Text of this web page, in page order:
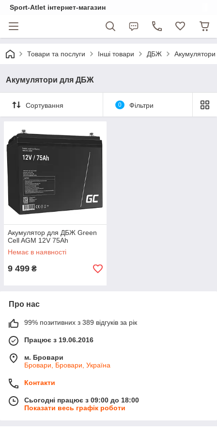
Sport-Atlet інтернет-магазин
Товари та послуги Інші товари ДБЖ
Акумулятори для ДБЖ
Сортування 0 Фільтри
Акумулятор для ДБЖ Green
Cell AGM 12V 75Ah
Немає в наявності
9 499 ₴
Про нас
99% позитивних з 389 відгуків за рік
Працює з 19.06.2016
м. Бровари
Бровари, Бровари, Україна
Контакти
Сьогодні працює з 09:00 до 18:00
Показати весь графік роботи